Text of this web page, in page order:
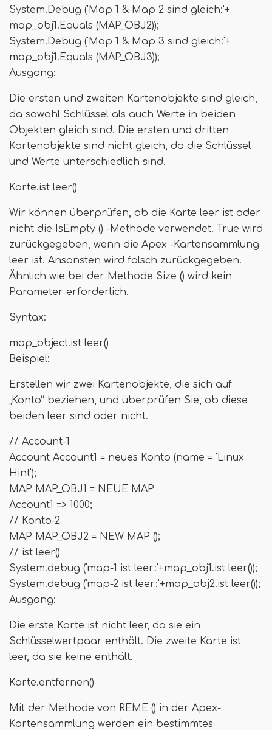
System.Debug ('Map 1 & Map 2 sind gleich:'+
map_obj1.Equals (MAP_OBJ2));
System.Debug ('Map 1 & Map 3 sind gleich:'+
map_obj1.Equals (MAP_OBJ3));
Ausgang:
Die ersten und zweiten Kartenobjekte sind gleich,
da sowohl Schlüssel als auch Werte in beiden
Objekten gleich sind. Die ersten und dritten
Kartenobjekte sind nicht gleich, da die Schlüssel
und Werte unterschiedlich sind.
Karte.ist leer()
Wir können überprüfen, ob die Karte leer ist oder
nicht die IsEmpty () -Methode verwendet. True wird
zurückgegeben, wenn die Apex -Kartensammlung
leer ist. Ansonsten wird falsch zurückgegeben.
Ähnlich wie bei der Methode Size () wird kein
Parameter erforderlich.
Syntax:
map_object.ist leer()
Beispiel:
Erstellen wir zwei Kartenobjekte, die sich auf
„Konto“ beziehen, und überprüfen Sie, ob diese
beiden leer sind oder nicht.
// Account-1
Account Account1 = neues Konto (name = 'Linux
Hint');
MAP MAP_OBJ1 = NEUE MAP
Account1 => 1000;
// Konto-2
MAP MAP_OBJ2 = NEW MAP ();
// ist leer()
System.debug ('map-1 ist leer:'+map_obj1.ist leer());
System.debug ('map-2 ist leer:'+map_obj2.ist leer());
Ausgang:
Die erste Karte ist nicht leer, da sie ein
Schlüsselwertpaar enthält. Die zweite Karte ist
leer, da sie keine enthält.
Karte.entfernen()
Mit der Methode von REME () in der Apex-
Kartensammlung werden ein bestimmtes